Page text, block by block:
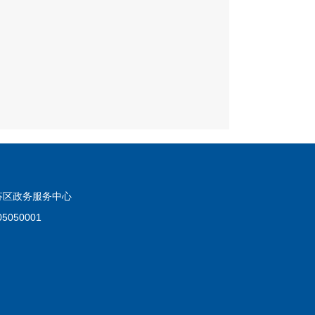
违法行为的工具及施工机
政发〔2021〕3号）
》（2016年7月2日修
纳或者拖欠水资源费的，
政务服务中心